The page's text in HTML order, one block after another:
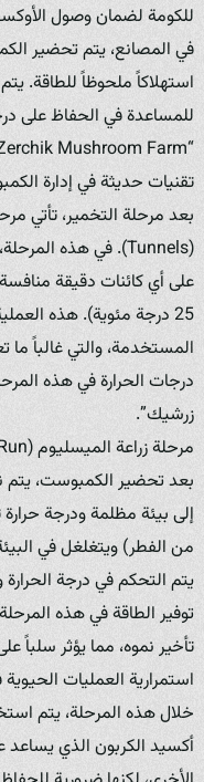
للكومة لضمان وصول
في المصانع، يتم تحضير
استهلاكاً ملحوظاً للطاقة.
للمساعدة في الحفاظ على
تقنيات حديثة في إدارة
على أي كائنات دقيقة
25 درجة مئوية). هذه
المستخدمة، والتي غالباً ما
درجات الحرارة في هذه
زرشيك”.
مرحلة زراعة الميسليوم (Inoculation and Spawn Run):
من الفطر) ويتغلغل في
يتم التحكم في درجة
توفير الطاقة في هذه
استمرارية العمليات
خلال هذه المرحلة، يتم
أكسيد الكربون الذي يساعد